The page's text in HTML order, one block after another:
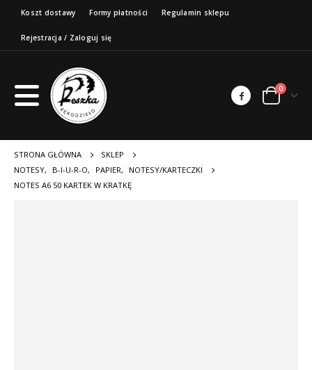
Koszt dostawy Formy płatności Regulamin sklepu
Rejestracja / Zaloguj się
0
STRONA GŁÓWNA
SKLEP
NOTESY, B-I-U-R-O, PAPIER,
NOTESY/KARTECZKI
NOTES A6 50 KARTEK W KRATKĘ